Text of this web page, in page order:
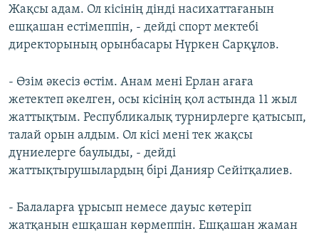
Жақсы адам. Ол кісінің дінді насихаттағанын
ешқашан естімеппін, - дейді спорт мектебі
директорының орынбасары Нүркен Сарқұлов.
- Өзім әкесіз өстім. Анам мені Ерлан ағаға
жетектеп әкелген, осы кісінің қол астында 11 жыл
жаттықтым. Республикалық турнирлерге қатысып,
талай орын алдым. Ол кісі мені тек жақсы
дүниелерге баулыды, - дейді
жаттықтырушылардың бірі Данияр Сейітқалиев.
- Балаларға ұрысып немесе дауыс көтеріп
жатқанын ешқашан көрмеппін. Ешқашан жаман